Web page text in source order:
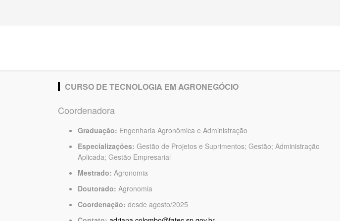
CURSO DE TECNOLOGIA EM AGRONEGÓCIO
Coordenadora
Graduação: Engenharia Agronômica e Administração
Especializações: Gestão de Projetos e Suprimentos; Gestão; Administração
Aplicada; Gestão Empresarial
Mestrado: Agronomia
Doutorado: Agronomia
Coordenação: desde agosto/2025